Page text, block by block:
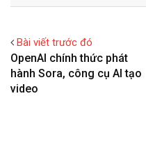
+
Bài viết trước đó
OpenAI chính thức phát
hành Sora, công cụ AI tạo
video